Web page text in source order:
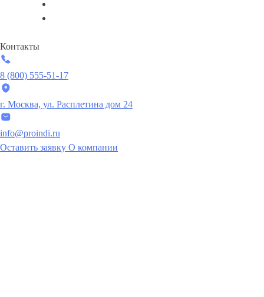
Контакты
8 (800) 555-51-17
г. Москва, ул. Расплетина дом 24
info@proindi.ru
Оставить заявку О компании